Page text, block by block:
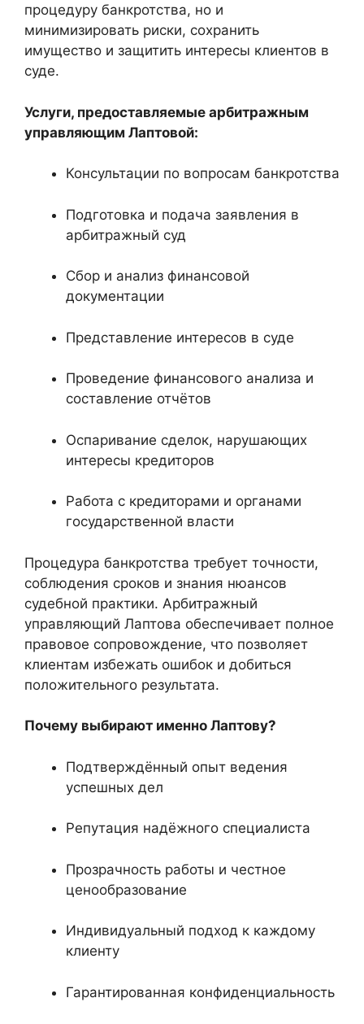
процедуру банкротства, но и
минимизировать риски, сохранить
имущество и защитить интересы клиентов в
суде.
Услуги, предоставляемые арбитражным
управляющим Лаптовой:
Консультации по вопросам банкротства
Подготовка и подача заявления в
арбитражный суд
Сбор и анализ финансовой
документации
Представление интересов в суде
Проведение финансового анализа и
составление отчётов
Оспаривание сделок, нарушающих
интересы кредиторов
Работа с кредиторами и органами
государственной власти
Процедура банкротства требует точности,
соблюдения сроков и знания нюансов
судебной практики. Арбитражный
управляющий Лаптова обеспечивает полное
правовое сопровождение, что позволяет
клиентам избежать ошибок и добиться
положительного результата.
Почему выбирают именно Лаптову?
Подтверждённый опыт ведения
успешных дел
Репутация надёжного специалиста
Прозрачность работы и честное
ценообразование
Индивидуальный подход к каждому
клиенту
Гарантированная конфиденциальность